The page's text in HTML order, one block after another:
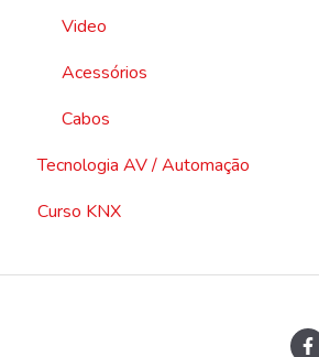
Video
Acessórios
Cabos
Tecnologia AV / Automação
Vídeo
Curso KNX